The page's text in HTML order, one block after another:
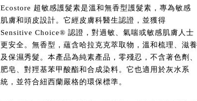
Ecostore 超敏感護髮素是溫和無香型護髮素，專為敏感
肌膚和頭皮設計。它經皮膚科醫生認證，並獲得
Sensitive Choice® 認證，對過敏、氣喘或敏感肌膚人士
更安全。無香型，蘊含哈拉克克萃取物，溫和梳理、滋養
及保濕秀髮。本產品為純素產品，零殘忍，不含著色劑、
肥皂、對羥基苯甲酸酯和合成染料。它也適用於灰水系
統，並符合紐西蘭嚴格的環保標準。